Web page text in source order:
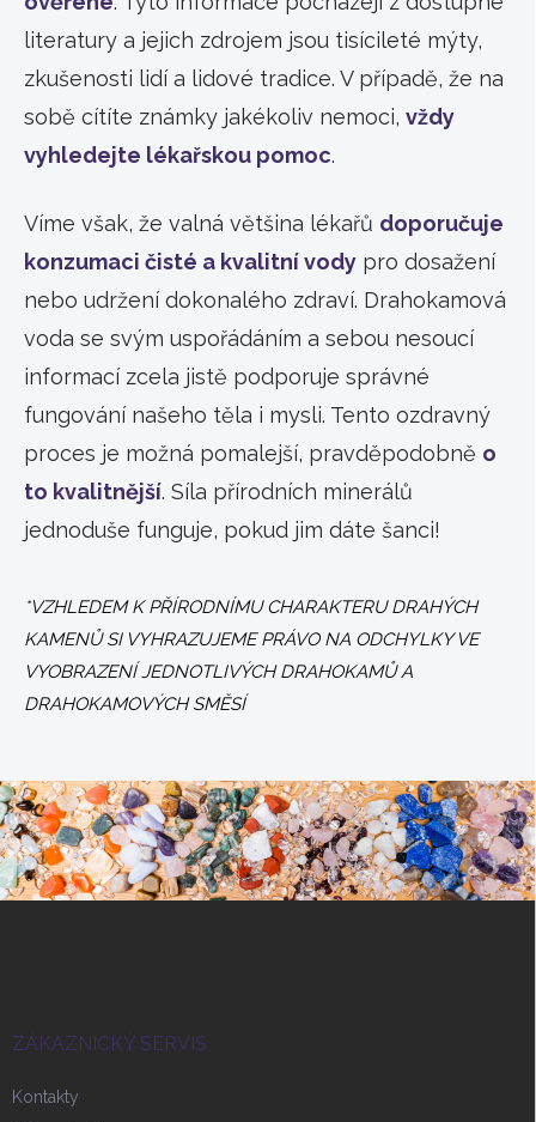
literatury a jejich zdrojem jsou tisícileté mýty,
zkušenosti lidí a lidové tradice. V případě, že na
sobě cítíte známky jakékoliv nemoci, vždy
vyhledejte lékařskou pomoc.
Víme však, že valná většina lékařů doporučuje
konzumaci čisté a kvalitní vody pro dosažení
nebo udržení dokonalého zdraví. Drahokamová
voda se svým uspořádáním a sebou nesoucí
informací zcela jistě podporuje správné
fungování našeho těla i mysli. Tento ozdravný
proces je možná pomalejší, pravděpodobně o
to kvalitnější. Síla přírodních minerálů
jednoduše funguje, pokud jim dáte šanci!
*VZHLEDEM K PŘÍRODNÍMU CHARAKTERU DRAHÝCH
KAMENŮ SI VYHRAZUJEME PRÁVO NA ODCHYLKY VE
VYOBRAZENÍ JEDNOTLIVÝCH DRAHOKAMŮ A
DRAHOKAMOVÝCH SMĚSÍ
ZÁKAZNICKÝ SERVIS
Kontakty